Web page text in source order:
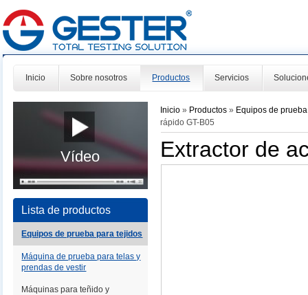
Inicio Sobre nosotros Productos Servicios
Vídeo
Lista de productos
Equipos de prueba para tejidos
Máquina de prueba para telas y
prendas de vestir
Máquinas para teñido y
Inicio » Productos» Equipos de
rápido GT-B05
Extractor de